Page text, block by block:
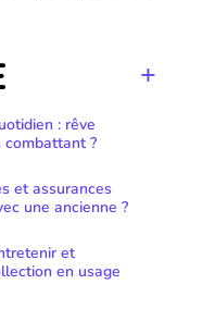
: rêve
combattant ?
et assurances
une ancienne ?
et
en usage